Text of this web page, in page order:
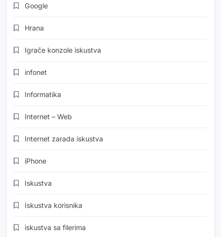
Google
Hrana
Igrače konzole iskustva
infonet
Informatika
Internet – Web
Internet zarada iskustva
iPhone
Iskustva
Iskustva korisnika
iskustva sa filerima